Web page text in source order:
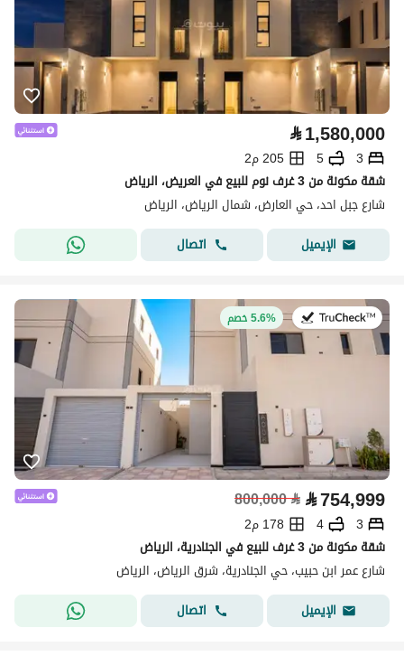
⃁1,580,000
3
5
205 م2
شقة مكونة من 3 غرف نوم للبيع في العريض، الرياض
شارع جبل احد، حي العارض، شمال الرياض، الرياض
الإيميل
اتصال
في:4 أغسطس 20265.6% خصم
⃁754,999
⃁
800,000
3
4
178 م2
شقة مكونة من 3 غرف للبيع في الجنادرية، الرياض
شارع عمر ابن حبيب، حي الجنادرية، شرق الرياض، الرياض
الإيميل
اتصال